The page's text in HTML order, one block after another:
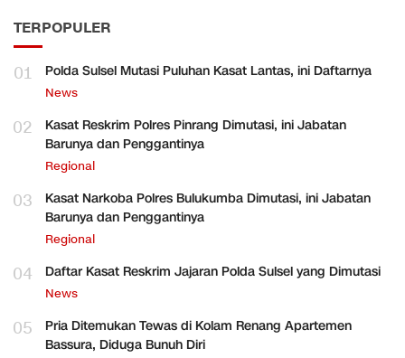
TERPOPULER
01 Polda Sulsel Mutasi Puluhan Kasat Lantas, ini Daftarnya
News
02
Kasat Reskrim Polres Pinrang Dimutasi, ini Jabatan
Barunya dan Penggantinya
Regional
03
Kasat Narkoba Polres Bulukumba Dimutasi, ini Jabatan
Barunya dan Penggantinya
Regional
04 Daftar Kasat Reskrim Jajaran Polda Sulsel yang Dimutasi
News
05
Pria Ditemukan Tewas di Kolam Renang Apartemen
Bassura, Diduga Bunuh Diri